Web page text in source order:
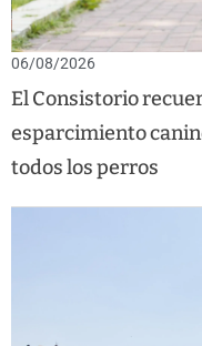
06/08/2026
El Consistorio
esparcimiento
todos los perros